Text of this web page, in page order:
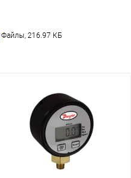
Файлы, 216.97 КБ